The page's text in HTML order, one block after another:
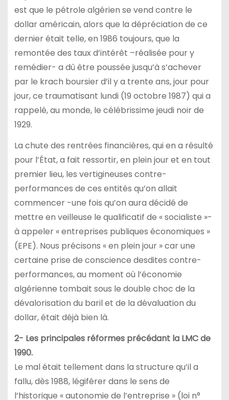
est que le pétrole algérien se vend contre le
dollar américain, alors que la dépréciation de ce
dernier était telle, en 1986 toujours, que la
remontée des taux d’intérêt –réalisée pour y
remédier- a dû être poussée jusqu’à s’achever
par le krach boursier d’il y a trente ans, jour pour
jour, ce traumatisant lundi (19 octobre 1987) qui a
rappelé, au monde, le célébrissime jeudi noir de
1929.
La chute des rentrées financières, qui en a résulté
pour l’État, a fait ressortir, en plein jour et en tout
premier lieu, les vertigineuses contre-
performances de ces entités qu’on allait
commencer -une fois qu’on aura décidé de
mettre en veilleuse le qualificatif de « socialiste »-
à appeler « entreprises publiques économiques »
(EPE). Nous précisons « en plein jour » car une
certaine prise de conscience desdites contre-
performances, au moment où l’économie
algérienne tombait sous le double choc de la
dévalorisation du baril et de la dévaluation du
dollar, était déjà bien là.
2- Les principales réformes précédant la LMC de
1990.
Le mal était tellement dans la structure qu’il a
fallu, dès 1988, légiférer dans le sens de
l’historique « autonomie de l’entreprise » (loi n°